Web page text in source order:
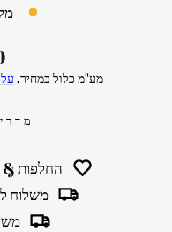
מע"מ כלול במחיר.
החלפות &
משלוח